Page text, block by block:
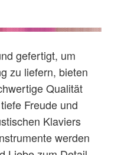
gefertigt, um
zu liefern, bieten
Qualität
Freude und
Klaviers
werden